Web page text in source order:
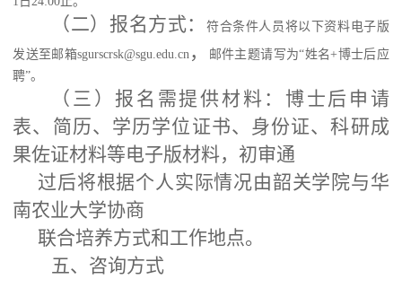
（二）报名方式：符合条件人员将以下资料电子版
发送至邮箱sgurscrsk@sgu.edu.cn ， 邮件主题请写为“姓名+博士后应
聘”。
（三）报名需提供材料：博士后申请
表、简历、学历学位证书、身份证、科研成
果佐证材料等电子版材料，初审通
过后将根据个人实际情况由韶关学院与华
南农业大学协商
联合培养方式和工作地点。
五、咨询方式